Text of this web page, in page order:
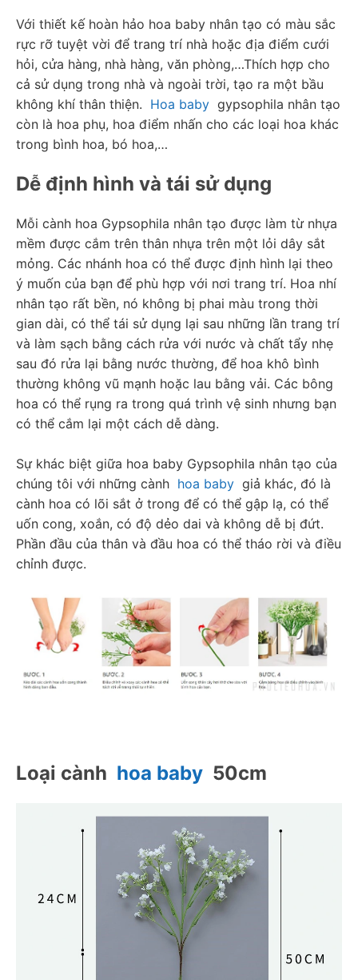
Với thiết kế hoàn hảo hoa baby nhân tạo có màu sắc
rực rỡ tuyệt vời để trang trí nhà hoặc địa điểm cưới
hỏi, cửa hàng, nhà hàng, văn phòng,…Thích hợp cho
cả sử dụng trong nhà và ngoài trời, tạo ra một bầu
không khí thân thiện. Hoa baby
  gypsophila nhân tạo
còn là hoa phụ, hoa điểm nhấn cho các loại hoa khác
trong bình hoa, bó hoa,…
Dễ định hình và tái sử dụng
Mỗi cành hoa Gypsophila nhân tạo được làm từ nhựa
mềm được cắm trên thân nhựa trên một lỏi dây sắt
mỏng. Các nhánh hoa có thể được định hình lại theo
ý muốn của bạn để phù hợp với nơi trang trí. Hoa nhí
nhân tạo rất bền, nó không bị phai màu trong thời
gian dài, có thể tái sử dụng lại sau những lần trang trí
và làm sạch bằng cách rửa với nước và chất tẩy nhẹ
sau đó rửa lại bằng nước thường, để hoa khô bình
thường không vũ mạnh hoặc lau bằng vải. Các bông
hoa có thể rụng ra trong quá trình vệ sinh nhưng bạn
có thể cắm lại một cách dễ dàng.
Sự khác biệt giữa hoa baby Gypsophila nhân tạo của
chúng tôi với những cành hoa baby
  giả khác, đó là
cành hoa có lõi sắt ở trong để có thể gập lạ, có thể
uốn cong, xoắn, có độ dẻo dai và không dễ bị đứt.
Phần đầu của thân và đầu hoa có thể tháo rời và điều
chỉnh được.
Loại cành hoa baby
  50cm